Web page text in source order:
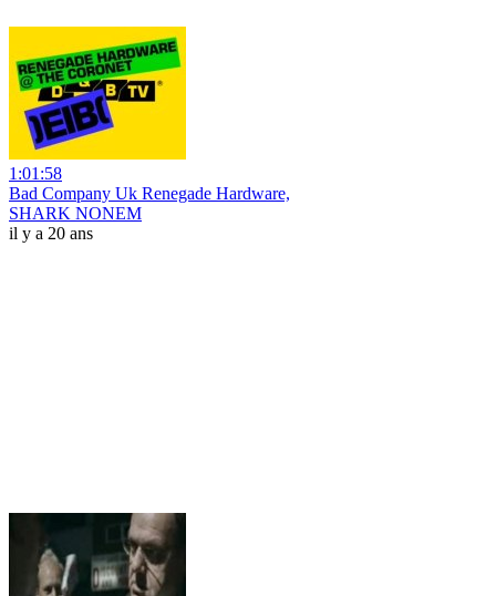
1:01:58
Bad Company Uk Renegade Hardware,
SHARK NONEM
il y a 20 ans